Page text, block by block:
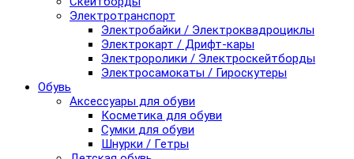
Электротранспорт
Электробайки / Электроквадроциклы
Электрокарт / Дрифт-кары
Электроролики / Электроскейтборды
Электросамокаты / Гироскутеры
Обувь
Аксессуары для обуви
Косметика для обуви
Сумки для обуви
Шнурки / Гетры